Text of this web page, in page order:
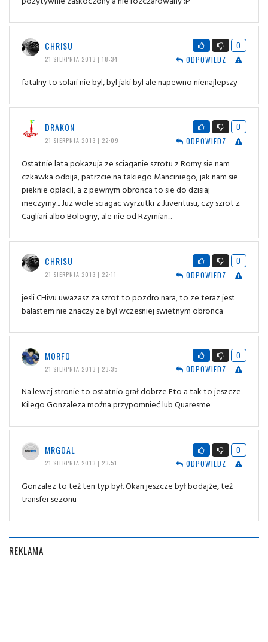
CHRISU
21 SIERPNIA 2013 | 18:34
0
ODPOWIEDZ
fatalny to solari nie byl, byl jaki byl ale napewno nienajlepszy
DRAKON
21 SIERPNIA 2013 | 22:09
0
ODPOWIEDZ
Ostatnie lata pokazuja ze sciaganie szrotu z Romy sie nam
czkawka odbija, patrzcie na takiego Manciniego, jak nam sie
pieknie oplacil, a z pewnym obronca to sie do dzisiaj
meczymy... Juz wole sciagac wyrzutki z Juventusu, czy szrot z
Cagliari albo Bologny, ale nie od Rzymian...
CHRISU
21 SIERPNIA 2013 | 22:11
0
ODPOWIEDZ
jesli CHivu uwazasz za szrot to pozdro nara, to ze teraz jest
balastem nie znaczy ze byl wczesniej swietnym obronca
MORFO
21 SIERPNIA 2013 | 23:35
0
ODPOWIEDZ
Na lewej stronie to ostatnio grał dobrze Eto a tak to jeszcze
Kilego Gonzaleza można przypomnieć lub Quaresme
MRGOAL
21 SIERPNIA 2013 | 23:51
0
ODPOWIEDZ
Gonzalez to też ten typ był. Okan jeszcze był bodajże, też
transfer sezonu
REKLAMA